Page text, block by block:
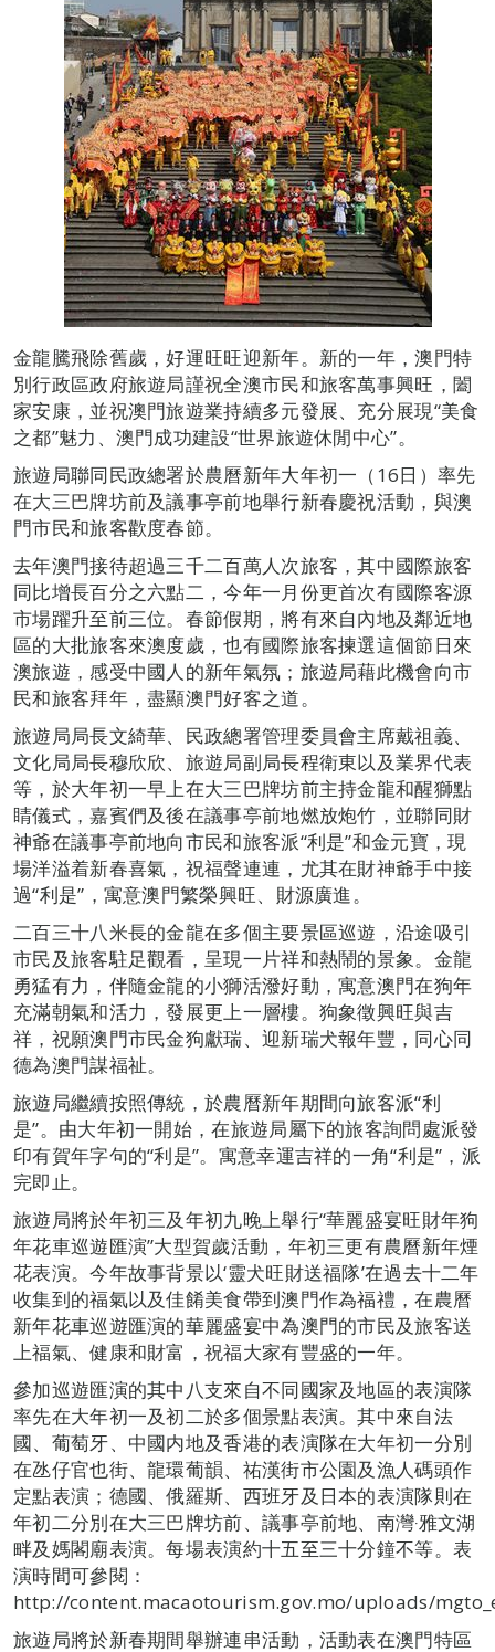
金龍騰飛除舊歲，好運旺旺迎新年。新的一年，澳門特
別行政區政府旅遊局謹祝全澳市民和旅客萬事興旺，闔
家安康，並祝澳門旅遊業持續多元發展、充分展現“美食
之都”魅力、澳門成功建設“世界旅遊休閒中心”。
旅遊局聯同民政總署於農曆新年大年初一（16日）率先
在大三巴牌坊前及議事亭前地舉行新春慶祝活動，與澳
門市民和旅客歡度春節。
去年澳門接待超過三千二百萬人次旅客，其中國際旅客
同比增長百分之六點二，今年一月份更首次有國際客源
市場躍升至前三位。春節假期，將有來自內地及鄰近地
區的大批旅客來澳度歲，也有國際旅客揀選這個節日來
澳旅遊，感受中國人的新年氣氛；旅遊局藉此機會向市
民和旅客拜年，盡顯澳門好客之道。
旅遊局局長文綺華、民政總署管理委員會主席戴祖義、
文化局局長穆欣欣、旅遊局副局長程衛東以及業界代表
等，於大年初一早上在大三巴牌坊前主持金龍和醒獅點
睛儀式，嘉賓們及後在議事亭前地燃放炮竹，並聯同財
神爺在議事亭前地向市民和旅客派“利是”和金元寶，現
場洋溢着新春喜氣，祝福聲連連，尤其在財神爺手中接
過“利是”，寓意澳門繁榮興旺、財源廣進。
二百三十八米長的金龍在多個主要景區巡遊，沿途吸引
市民及旅客駐足觀看，呈現一片祥和熱鬧的景象。金龍
勇猛有力，伴隨金龍的小獅活潑好動，寓意澳門在狗年
充滿朝氣和活力，發展更上一層樓。狗象徵興旺與吉
祥，祝願澳門市民金狗獻瑞、迎新瑞犬報年豐，同心同
德為澳門謀福祉。
旅遊局繼續按照傳統，於農曆新年期間向旅客派“利
是”。由大年初一開始，在旅遊局屬下的旅客詢問處派發
印有賀年字句的“利是”。寓意幸運吉祥的一角“利是”，派
完即止。
旅遊局將於年初三及年初九晚上舉行“華麗盛宴旺財年狗
年花車巡遊匯演”大型賀歲活動，年初三更有農曆新年煙
花表演。今年故事背景以‘靈犬旺財送福隊’在過去十二年
收集到的福氣以及佳餚美食帶到澳門作為福禮，在農曆
新年花車巡遊匯演的華麗盛宴中為澳門的市民及旅客送
上福氣、健康和財富，祝福大家有豐盛的一年。
參加巡遊匯演的其中八支來自不同國家及地區的表演隊
率先在大年初一及初二於多個景點表演。其中來自法
國、葡萄牙、中國内地及香港的表演隊在大年初一分別
在氹仔官也街、龍環葡韻、祐漢街市公園及漁人碼頭作
定點表演；德國、俄羅斯、西班牙及日本的表演隊則在
年初二分別在大三巴牌坊前、議事亭前地、南灣‧雅文湖
畔及媽閣廟表演。每場表演約十五至三十分鐘不等。表
演時間可參閱：
http://content.macaotourism.gov.mo/uploads/
旅遊局將於新春期間舉辦連串活動，活動表在澳門特區